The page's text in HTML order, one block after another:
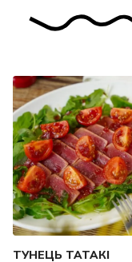
ТУНЕЦЬ ТАТАКІ